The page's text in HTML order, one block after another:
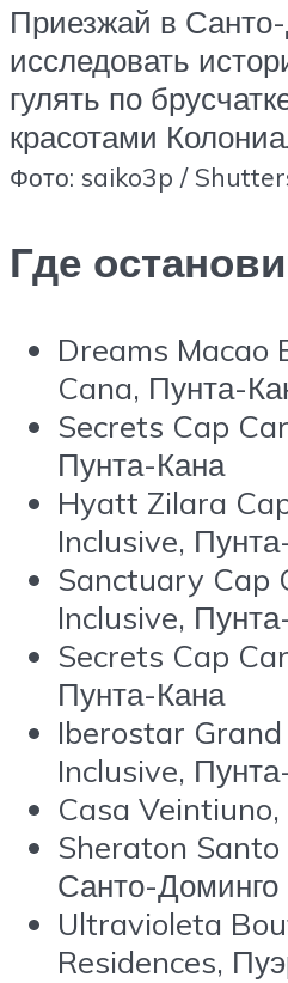
Приезжай в
исследовать
гулять по
красотами
Фото: saiko3p /
Где
Dreams Macao
Cana, Пунта-
Secrets Cap
Пунта-Кана
Hyatt Zilara
Inclusive,
Sanctuary Cap
Inclusive,
Secrets Cap
Пунта-Кана
Iberostar
Inclusive,
Casa
Sheraton
Санто-Доминго
Ultravioleta
Residences,